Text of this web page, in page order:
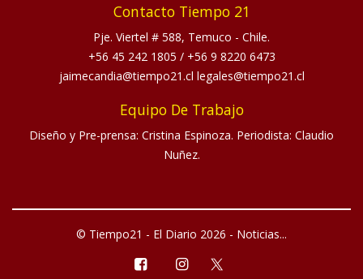
Contacto Tiempo 21
Pje. Viertel # 588, Temuco - Chile.
+56 45 242 1805 / +56 9 8220 6473
jaimecandia@tiempo21.cl legales@tiempo21.cl
Equipo De Trabajo
Diseño y Pre-prensa: Cristina Espinoza. Periodista: Claudio
Nuñez.
© Tiempo21 - El Diario 2026 - Noticias...